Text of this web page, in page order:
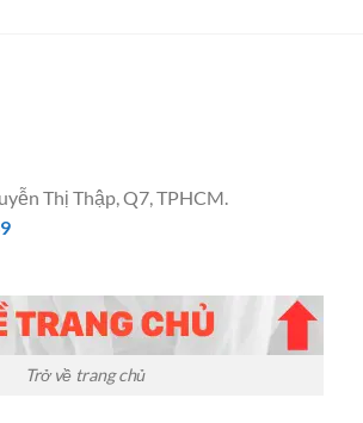
Thị Thập, Q7, TPHCM.
Trở về trang chủ